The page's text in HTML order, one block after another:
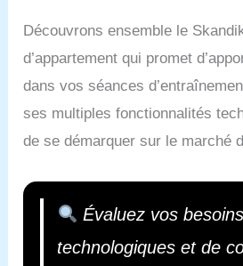
Découvrons ensemble le
d’appartement qui promet
dans vos séances
ses multiples fonctionnalités
de se démarquer sur le marché
Évaluez vos besoins
technologiques et de